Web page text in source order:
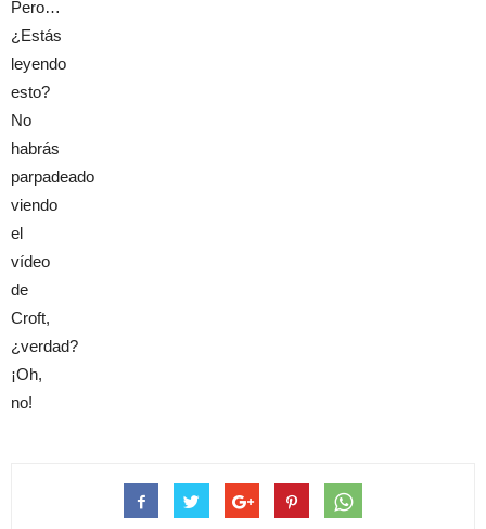
Pero…
¿Estás
leyendo
esto?
No
habrás
parpadeado
viendo
el
vídeo
de
Croft,
¿verdad?
¡Oh,
no!